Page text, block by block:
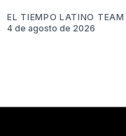
EL TIEMPO LATINO TEAM
4 de agosto de 2026